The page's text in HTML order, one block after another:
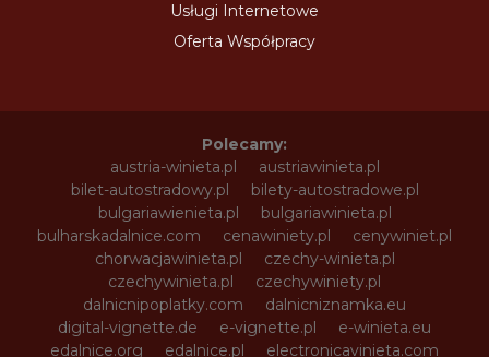
Usługi Internetowe
Oferta Współpracy
Polecamy:
austria-winieta.pl
austriawinieta.pl
bilet-autostradowy.pl
bilety-autostradowe.pl
bulgariawienieta.pl
bulgariawinieta.pl
bulharskadalnice.com
cenawiniety.pl
cenywiniet.pl
chorwacjawinieta.pl
czechy-winieta.pl
czechywinieta.pl
czechywiniety.pl
dalnicnipoplatky.com
dalnicniznamka.eu
digital-vignette.de
e-vignette.pl
e-winieta.eu
edalnice.org
edalnice.pl
electronicavinieta.com